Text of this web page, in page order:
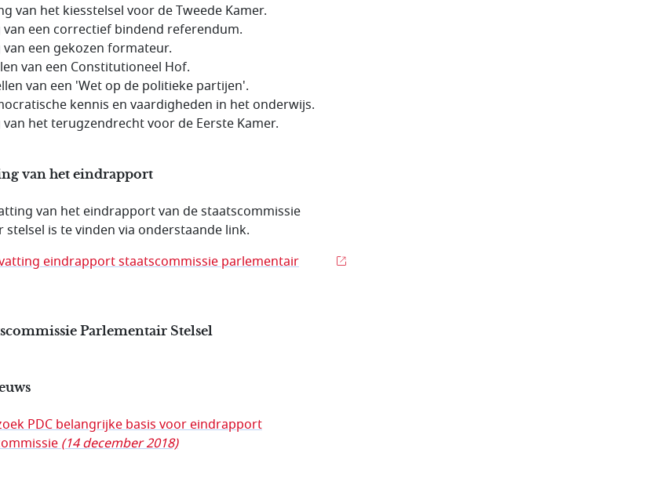
van het kiesstelsel voor de Tweede Kamer.
een correctief bindend referendum.
een gekozen formateur.
van een Constitutioneel Hof.
van een 'Wet op de politieke partijen'.
kennis en vaardigheden in het onderwijs.
het terugzendrecht voor de Eerste Kamer.
van het eindrapport
van het eindrapport van de staatscommissie
stelsel is te vinden via onderstaande link.
eindrapport staatscommissie parlementair
Parlementair Stelsel
PDC belangrijke basis voor eindrapport
(14 december 2018)